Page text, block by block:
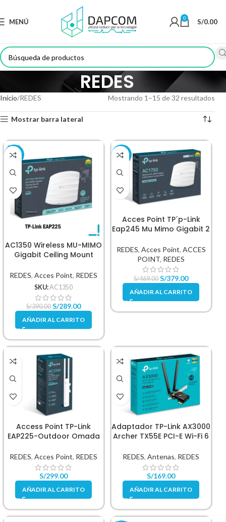
MENÚ 0 S/0.00
REDES
Inicio REDES Mostrando 1–15 de 32 resultados
Mostrar barra lateral
-26%
AC1350 Wireless MU-MIMO
Gigabit Ceiling Mount
REDES,Acces Point, REDES
SKU:AC1350
S/390.00 S/289.00
AÑADIR AL CARRITO
-19%
Acces Point TP´p-Link
Eap245 Mu Mimo Gigabit 2
REDES, Acces Point, ACCES
POINT, REDES
S/469.00 S/379.00
AÑADIR AL CARRITO
Access Point TP-Link
EAP225-Outdoor Omada
REDES,Acces Point, REDES
S/299.00
AÑADIR AL CARRITO
Adaptador TP-Link AX3000
Archer TX55E PCI-E Wi-Fi 6
REDES,Antenas, REDES
S/169.00
AÑADIR AL CARRITO